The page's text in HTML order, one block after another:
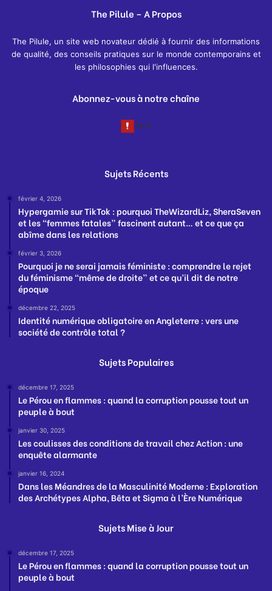
The Pilule – A Propos
The Pilule, un site web novateur dédié à fournir des informations
de qualité, des conseils pratiques sur le monde contemporains et
les philosophies qui l'influences.
Abonnez-vous à notre chaîne
Sujets Récents
février 4, 2026
Hypergamie sur TikTok : pourquoi TheWizardLiz, SheraSeven
et les “femmes fatales” fascinent autant… et ce que ça
abîme dans les relations
février 3, 2026
Pourquoi je ne serai jamais féministe : comprendre le rejet
du féminisme “même de droite” et ce qu’il dit de notre
époque
décembre 22, 2025
Identité numérique obligatoire en Angleterre : vers une
société de contrôle total ?
Sujets Populaires
décembre 17, 2025
Le Pérou en flammes : quand la corruption pousse tout un
peuple à bout
janvier 30, 2025
Les coulisses des conditions de travail chez Action : une
enquête alarmante
janvier 16, 2024
Dans les Méandres de la Masculinité Moderne : Exploration
des Archétypes Alpha, Bêta et Sigma à l’Ère Numérique
Sujets Mise à Jour
décembre 17, 2025
Le Pérou en flammes : quand la corruption pousse tout un
peuple à bout